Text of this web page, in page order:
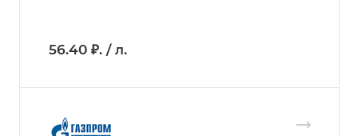
56.40 ₽. / л.